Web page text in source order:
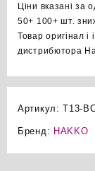
Ціни вказані за
50+ 100+ шт.
Товар оригінал і
дистрибютора
Артикул:T13-
Бренд: HAKKO